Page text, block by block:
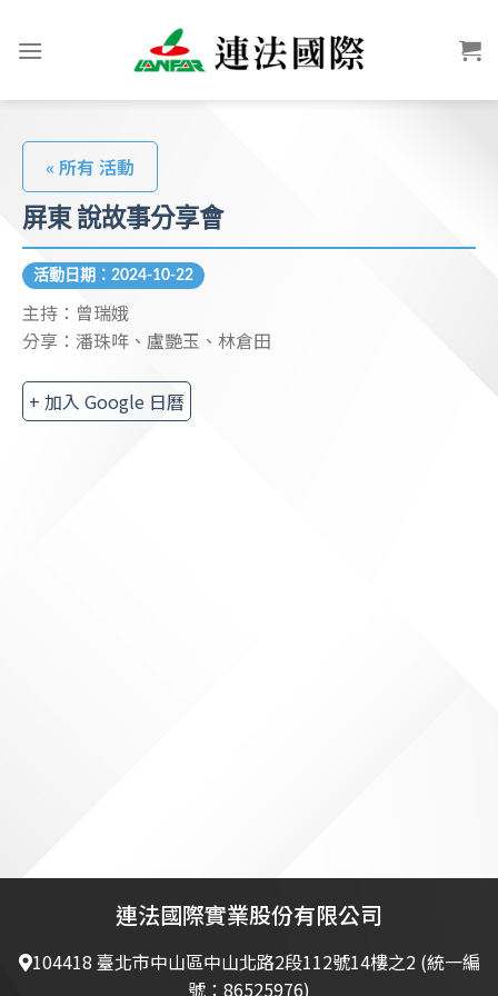
« 所有 活動
屏東 說故事分享會
活動日期：2024-10-22
主持：曾瑞娥
分享：潘珠哖、盧艷玉、林倉田
+ 加入 Google 日曆
連法國際實業股份有限公司
104418 臺北市中山區中山北路2段112號14樓之2 (統一編
號：86525976)